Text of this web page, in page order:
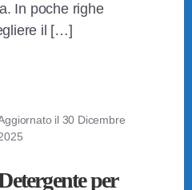
In poche righe
il […]
il 30 Dicembre
per